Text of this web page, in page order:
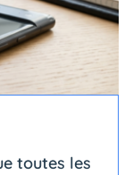
toutes les